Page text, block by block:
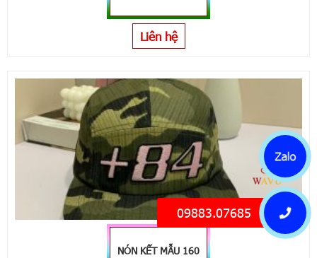
Liên hệ
NÓN KẾT MẪU 160
Zalo
09883.07685